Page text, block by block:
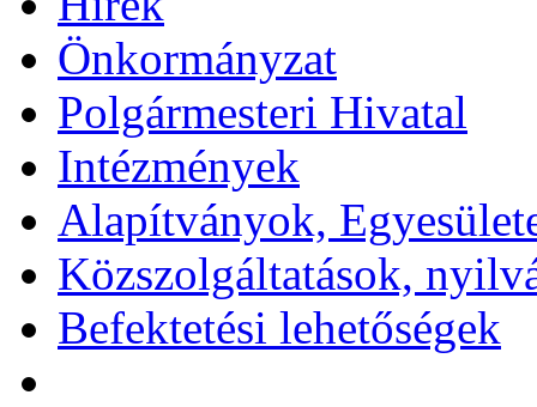
Önkormányzat
Polgármesteri Hivatal
Intézmények
Alapítványok,
Közszolgáltatások,
Befektetési lehetőségek